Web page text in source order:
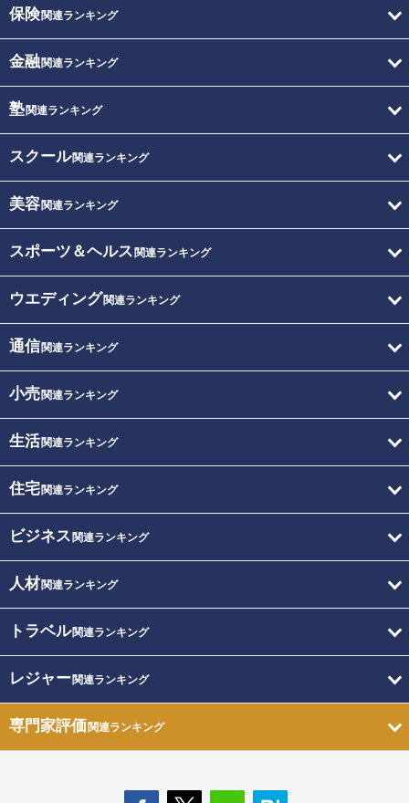
保険関連ランキング
金融関連ランキング
塾関連ランキング
スクール関連ランキング
美容関連ランキング
スポーツ＆ヘルス 関連ランキング
ウエディング関連ランキング
通信関連ランキング
小売関連ランキング
生活関連ランキング
住宅関連ランキング
ビジネス 関連ランキング
人材関連ランキング
トラベル関連ランキング
レジャー関連ランキング
専門家評価関連ランキング